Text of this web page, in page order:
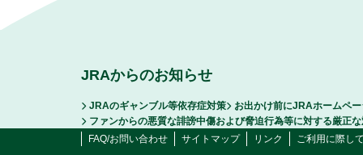
JRAからのお知らせ
JRAのギャンブル等依存症対策
お出かけ前にJRAホームペ
ファンからの悪質な誹謗中傷および脅迫行為等に対する厳正
FAQ/お問い合わせ
サイトマップ リンク ご利用に際し